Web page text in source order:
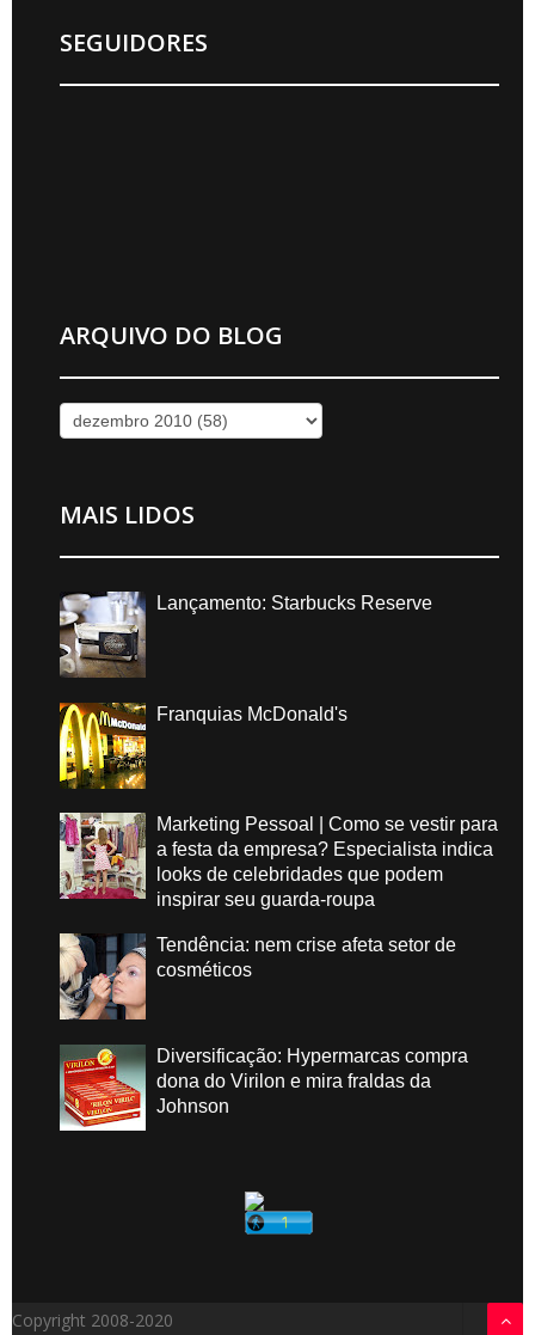
SEGUIDORES
ARQUIVO DO BLOG
MAIS LIDOS
Lançamento: Starbucks Reserve
Franquias McDonald's
Marketing Pessoal | Como se vestir para
a festa da empresa? Especialista indica
looks de celebridades que podem
inspirar seu guarda-roupa
Tendência: nem crise afeta setor de
cosméticos
Diversificação: Hypermarcas compra
dona do Virilon e mira fraldas da
Johnson
Copyright 2008-2020